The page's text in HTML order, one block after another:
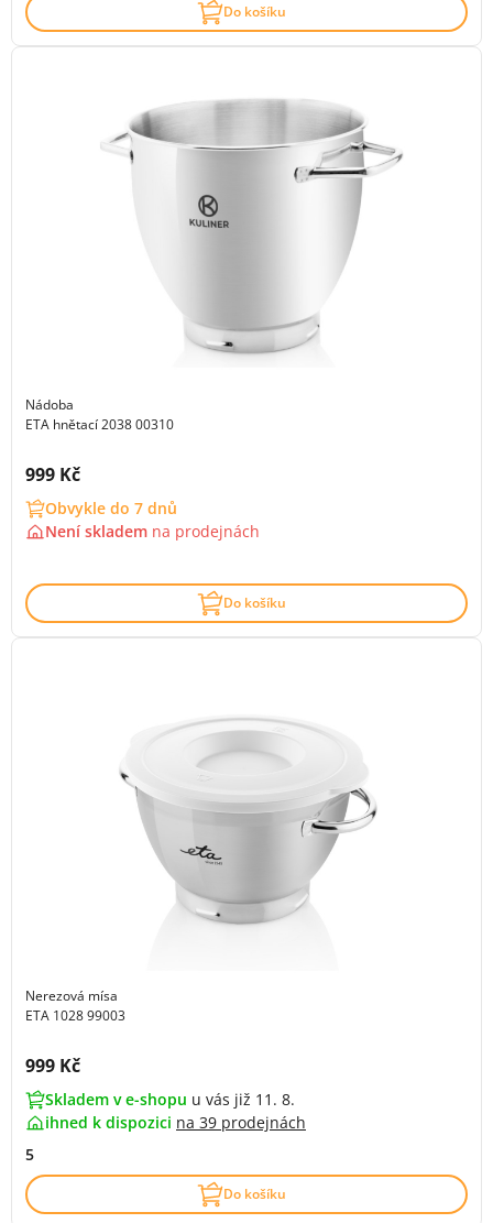
Do košíku
Nádoba
ETA hnětací 2038 00310
Cena s DPH:
999 Kč
Obvykle do 7 dnů
Není skladem na prodejnách
Do košíku
Nerezová mísa
ETA 1028 99003
Cena s DPH:
999 Kč
Skladem v e-shopu u vás již 11. 8.
ihned k dispozici na 39 prodejnách
5
Do košíku